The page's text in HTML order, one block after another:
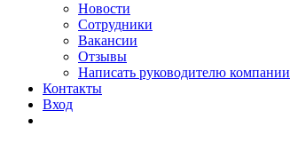
Новости
Сотрудники
Вакансии
Отзывы
Написать руководителю компании
Контакты
Вход